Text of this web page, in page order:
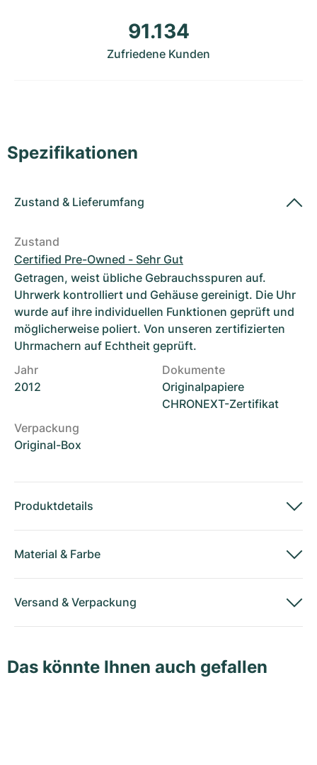
91.134
Zufriedene Kunden
Spezifikationen
Zustand & Lieferumfang
Zustand
Certified Pre-Owned - Sehr Gut
Getragen, weist übliche Gebrauchsspuren auf.
Uhrwerk kontrolliert und Gehäuse gereinigt. Die Uhr
wurde auf ihre individuellen Funktionen geprüft und
möglicherweise poliert. Von unseren zertifizierten
Uhrmachern auf Echtheit geprüft.
Jahr
2012
Dokumente
Originalpapiere
CHRONEXT-Zertifikat
Verpackung
Original-Box
Produktdetails
Material & Farbe
Versand & Verpackung
Das könnte Ihnen auch gefallen